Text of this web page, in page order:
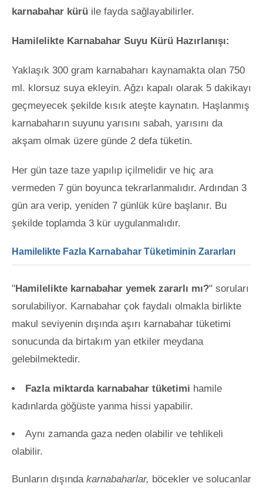
karnabahar kürü ile fayda sağlayabilirler.
Hamilelikte Karnabahar Suyu Kürü Hazırlanışı:
Yaklaşık 300 gram karnabaharı kaynamakta olan 750
ml. klorsuz suya ekleyin. Ağzı kapalı olarak 5 dakikayı
geçmeyecek şekilde kısık ateşte kaynatın. Haşlanmış
karnabaharın suyunu yarısını sabah, yarısını da
akşam olmak üzere günde 2 defa tüketin.
Her gün taze taze yapılıp içilmelidir ve hiç ara
vermeden 7 gün boyunca tekrarlanmalıdır. Ardından 3
gün ara verip, yeniden 7 günlük küre başlanır. Bu
şekilde toplamda 3 kür uygulanmalıdır.
Hamilelikte Fazla Karnabahar Tüketiminin Zararları
"Hamilelikte karnabahar yemek zararlı mı?" soruları
sorulabiliyor. Karnabahar çok faydalı olmakla birlikte
makul seviyenin dışında aşırı karnabahar tüketimi
sonucunda da birtakım yan etkiler meydana
gelebilmektedir.
Fazla miktarda karnabahar tüketimi hamile
kadınlarda göğüste yanma hissi yapabilir.
Aynı zamanda gaza neden olabilir ve tehlikeli
olabilir.
Bunların dışında karnabaharlar, böcekler ve solucanlar